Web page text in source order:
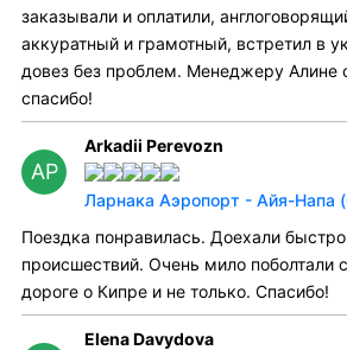
заказывали и оплатили,
аккуратный и грамотный, встретил в
довез без проблем. Менеджеру Алине
спасибо!
AP
Arkadii Perevozn
Ларнака Аэропорт - Айя-Напа
Поездка понравилась. Доехали
происшествий. Очень мило поболтали
дороге о Кипре и не только. Спасибо!
Elena Davydova